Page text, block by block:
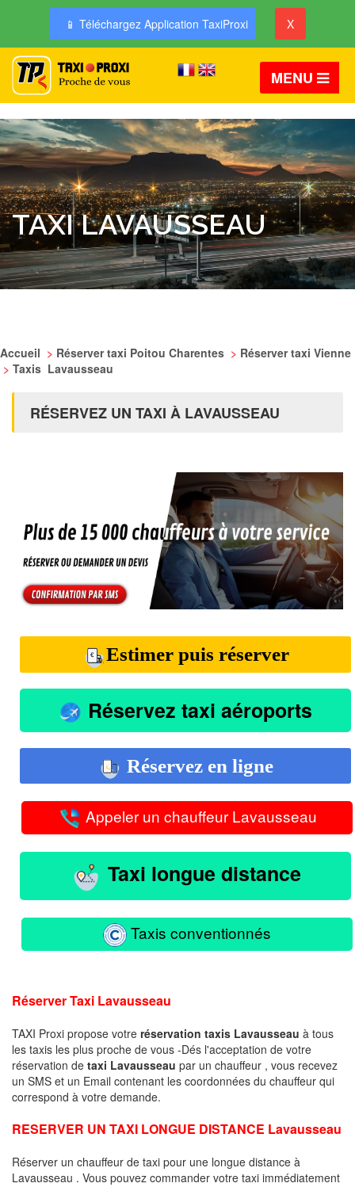
📱 Téléchargez Application TaxiProxi X
MENU
TAXI LAVAUSSEAU
Accueil > Réserver taxi Poitou Charentes > Réserver taxi Vienne
> Taxis Lavausseau
RÉSERVEZ UN TAXI À LAVAUSSEAU
Estimer puis réserver
Réservez taxi aéroports
Réservez en ligne
Appeler un chauffeur Lavausseau
Taxi longue distance
Taxis conventionnés
Réserver Taxi Lavausseau
TAXI Proxi propose votre réservation taxis Lavausseau à tous
les taxis les plus proche de vous -Dés l'acceptation de votre
réservation de taxi Lavausseau par un chauffeur , vous recevez
un SMS et un Email contenant les coordonnées du chauffeur qui
correspond à votre demande.
RESERVER UN TAXI LONGUE DISTANCE Lavausseau
Réserver un chauffeur de taxi pour une longue distance à
Lavausseau . Vous pouvez commander votre taxi immédiatement